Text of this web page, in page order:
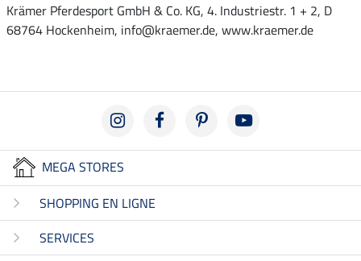
Krämer Pferdesport GmbH & Co. KG, 4. Industriestr. 1 + 2, D
68764 Hockenheim, info@kraemer.de, www.kraemer.de
MEGA STORES
SHOPPING EN LIGNE
SERVICES